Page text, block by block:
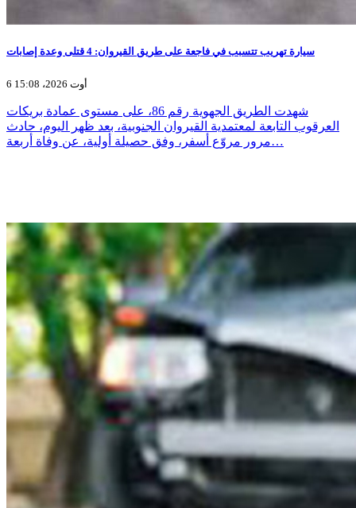
سيارة تهريب تتسبب في فاجعة على طريق القيروان: 4 قتلى وعدة إصابات
6 أوت 2026، 15:08
شهدت الطريق الجهوية رقم 86، على مستوى عمادة بريكات
العرقوب التابعة لمعتمدية القيروان الجنوبية، بعد ظهر اليوم، حادث
مرور مروّع أسفر، وفق حصيلة أولية، عن وفاة أربعة…